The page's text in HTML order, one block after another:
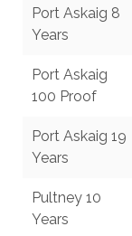
Port Askaig 8
Years
Port Askaig
100 Proof
Port Askaig 19
Years
Pultney 10
Years